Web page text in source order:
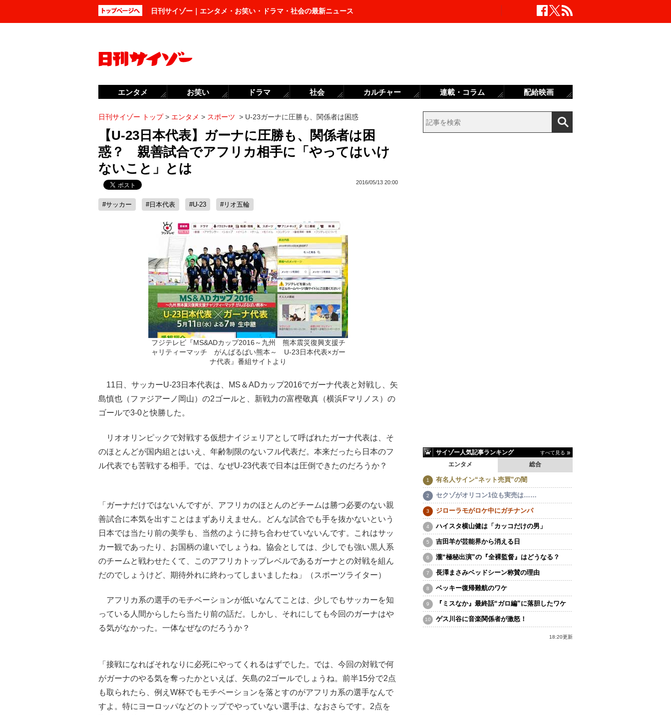
日刊サイゾー｜エンタメ・お笑い・ドラマ・社会の最新ニュース
日刊サイゾー トップ> エンタメ > スポーツ > U-23ガーナに圧勝も、関係者は困惑
【U-23日本代表】ガーナに圧勝も、関係者は困
惑？ 親善試合でアフリカ相手に「やってはいけ
ないこと」とは
2016/05/13 20:00
#サッカー #日本代表 #U-23 #リオ五輪
フジテレビ『MS&ADカップ2016～九州 熊本震災復興支援チ
ャリティーマッチ がんばるばい熊本～ U-23日本代表×ガー
ナ代表』番組サイトより
11日、サッカーU-23日本代表は、MS＆ADカップ2016でガーナ代表と対戦し、矢
島慎也（ファジアーノ岡山）の2ゴールと、新戦力の富樫敬真（横浜Fマリノス）の
ゴールで3-0と快勝した。
リオオリンピックで対戦する仮想ナイジェリアとして呼ばれたガーナ代表は、そ
のほとんどが国内組とはいえ、年齢制限のないフル代表だ。本来だったら日本のフ
ル代表でも苦戦する相手。では、なぜU-23代表で日本は圧倒できたのだろうか？
「ガーナだけではないんですが、アフリカのほとんのどチームは勝つ必要のない親
善試合に本気を出すことはまずありえません。どんな試合でも手を抜かないという
日本では当たり前の美学も、当然のように持ち合わせていないんです。これはサッ
カー観であったり、お国柄の違いでしょうね。協会としては、少しでも強い黒人系
のチームと戦わせたくて、このアフリカトップレベルであるガーナとの対戦を組ん
だのでしょうけど、期待外れに終わってしまいましたね」（スポーツライター）
アフリカ系の選手のモチベーションが低いなんてことは、少しでもサッカーを知
っている人間からしたら当たり前の話だ。しかし、それにしても今回のガーナはや
る気がなかった。一体なぜなのだろうか？
「接戦になればそれなりに必死にやってくれるはずでした。では、今回の対戦で何
がガーナのやる気を奪ったかといえば、矢島の2ゴールでしょうね。前半15分で2点
も取られたら、例えW杯でもモチベーションを落とすのがアフリカ系の選手なんで
すよ。特にヨーロッパなどのトップでやっていない選手は、なおさらです。2点を
サイゾー人気記事ランキング すべて見る
エンタメ 総合
有名人サイン“ネット売買”の闇
セクゾがオリコン1位も実売は……
ジローラモがロケ中にガチナンパ
ハイスタ横山健は「カッコだけの男」
吉田羊が芸能界から消える日
瀧“極秘出演”の『全裸監督』はどうなる？
長澤まさみベッドシーン称賛の理由
ベッキー復帰難航のワケ
『ミスなか』最終話“ガロ編”に落胆したワケ
ゲス川谷に音楽関係者が激怒！
18:20更新
エンタメ お笑い ドラマ 社会 カルチャー 連載・コラム 配給映画